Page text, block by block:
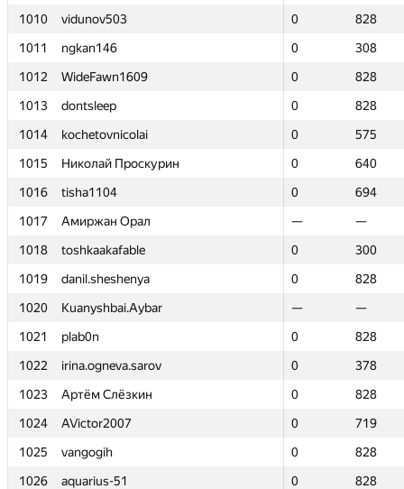
1010
vidunov503 0
828
1011
ngkan146 0
308
1012
WideFawn1609 0
828
1013
dontsleep 0
828
1014
kochetovnicolai 0
575
1015
Николай Проскурин 0
640
1016
tisha1104 0
694
1017
Амиржан Орал —
—
1018
toshkaakafable 0
300
1019
danil.sheshenya 0
828
1020
Kuanyshbai.Aybar —
—
1021
plab0n 0
828
1022
irina.ogneva.sarov 0
378
1023
Артём Слёзкин 0
828
1024
AVictor2007 0
719
1025
vangogih 0
828
1026
aquarius-51 0
828
1010
vidunov503 0
828
1011
ngkan146 0
308
1012
WideFawn1609 0
828
1013
dontsleep 0
828
1014
kochetovnicolai 0
575
1015
Николай Проскурин 0
640
1016
tisha1104 0
694
1017
Амиржан Орал —
—
1018
toshkaakafable 0
300
1019
danil.sheshenya 0
828
1020
Kuanyshbai.Aybar —
—
1021
plab0n 0
828
1022
irina.ogneva.sarov 0
378
1023
Артём Слёзкин 0
828
1024
AVictor2007 0
719
1025
vangogih 0
828
1026
aquarius-51 0
828